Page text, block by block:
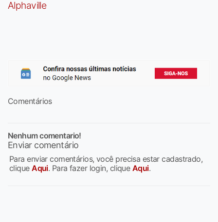
Alphaville
Comentários
Nenhum comentario!
Enviar comentário
Para enviar comentários, você precisa estar cadastrado,
cliqueAqui. Para fazer login, clique Aqui.